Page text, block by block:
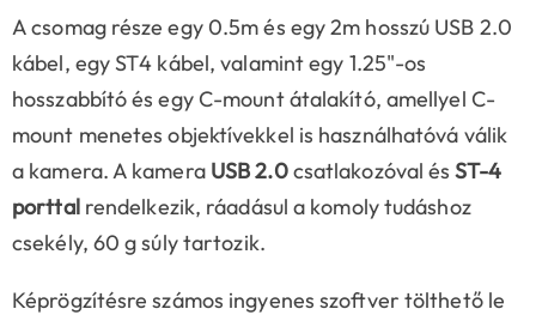
A csomag része egy 0.5m és egy 2m hosszú USB 2.0
kábel, egy ST4 kábel, valamint egy 1.25"-os
hosszabbító és egy C-mount átalakító, amellyel C-
mount menetes objektívekkel is használhatóvá válik
a kamera. A kamera USB 2.0csatlakozóval ésST-4
porttalrendelkezik, ráadásul a komoly tudáshoz
csekély, 60 g súly tartozik.
Képrögzítésre számos ingyenes szoftver tölthető le